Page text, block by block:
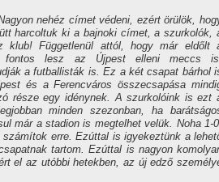
nehéz címet védeni, ezért örülök,
harcoltuk ki a bajnoki címet, a szurkolók,
klub! Függetlenül attól, hogy már eldőlt
fontos lesz az Újpest elleni meccs
a futballisták is. Ez a két csapat bárhol
és a Ferencváros összecsapása
része egy idénynek. A szurkolóink is ezt
minden szezonban, ha
már a stadion is megtelhet velük. Noha 1-
erre. Ezúttal is igyekeztünk a
tartom. Ezúttal is nagyon
el az utóbbi hetekben, az új edző